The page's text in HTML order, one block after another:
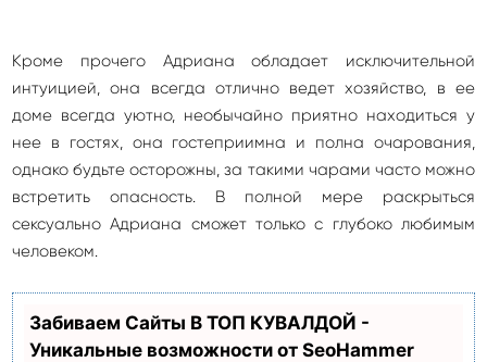
Кроме прочего Адриана обладает исключительной
интуицией, она всегда отлично ведет хозяйство, в ее
доме всегда уютно, необычайно приятно находиться у
нее в гостях, она гостеприимна и полна очарования,
однако будьте осторожны, за такими чарами часто можно
встретить опасность. В полной мере раскрыться
сексуально Адриана сможет только с глубоко любимым
человеком.
Забиваем Сайты В ТОП КУВАЛДОЙ -
Уникальные возможности от SeoHammer